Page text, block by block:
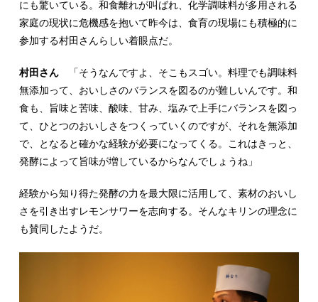
にも驚いている。和食離れが叫ばれ、化学調味料が多用される
家庭の現状に危機感を抱いて昨今は、食育の現場にも積極的に
参加する村田さんらしい着眼点だ。
村田さん「そうなんですよ、そこもスゴい。料理でも調味料
無添加って、おいしさのバランスを図るのが難しいんです。和
食も、旨味と苦味、酸味、甘み、塩みで上手にバランスを図っ
て、ひとつのおいしさをつくっていくのですが、それを無添加
で、となると確かな経験が必要になってくる。これはきっと、
発酵によって旨味が増しているからなんでしょうね」
経験から知り得た発酵の力を最大限に活用して、素材のおいし
さを引き出すレモンサワーを志向する。そんなキリンの理念に
も賛同したようだ。